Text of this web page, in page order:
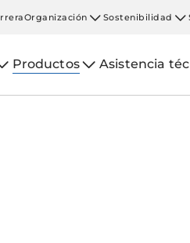
Organización Sostenibilidad
Productos Asistencia